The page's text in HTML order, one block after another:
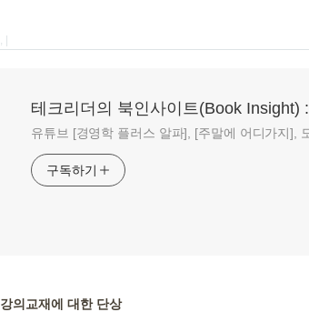
, |
테크리더의 북인사이트(Book Insight)
유튜브 [경영학 플러스 알파], [주말에 어디가지],
구독하기
강의교재에 대한 단상